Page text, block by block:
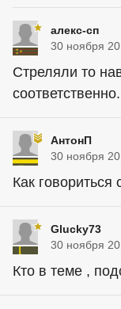
алекс-сп
30 ноября
Стреляли то
АнтонП
30 ноября
Как говориться
Glucky73
30 ноября
Кто в теме ,